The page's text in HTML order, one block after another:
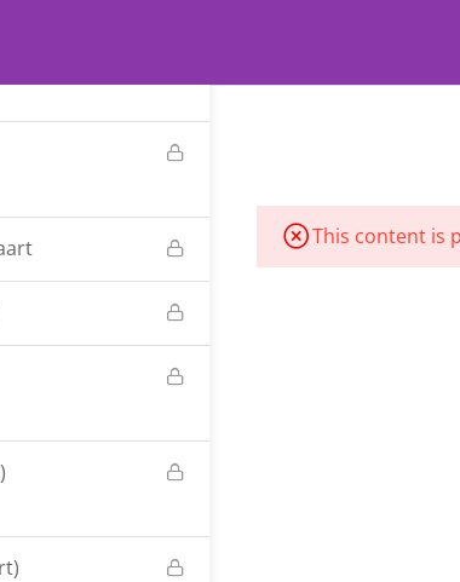
This content is
product of Brainiacs Tutoring | Developed by